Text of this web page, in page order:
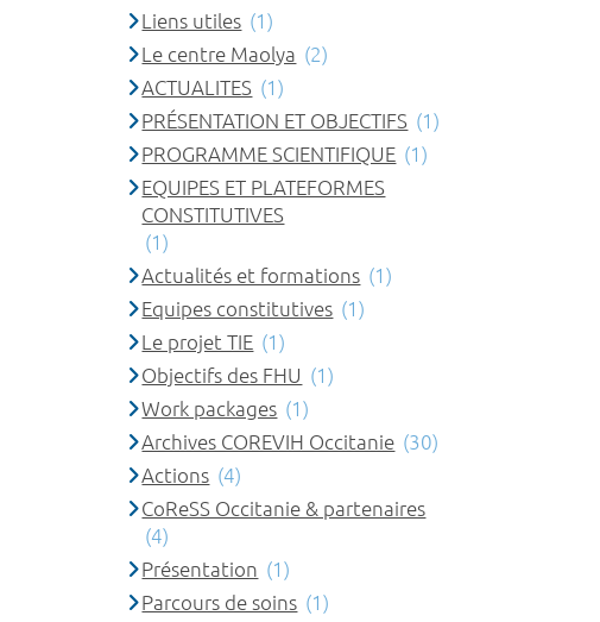
Liens utiles (1)
Le centre Maolya (2)
ACTUALITES (1)
PRÉSENTATION ET OBJECTIFS (1)
PROGRAMME SCIENTIFIQUE (1)
EQUIPES ET PLATEFORMES
CONSTITUTIVES
(1)
Actualités et formations (1)
Equipes constitutives (1)
Le projet TIE (1)
Objectifs des FHU (1)
Work packages (1)
Archives COREVIH Occitanie (30)
Actions (4)
CoReSS Occitanie & partenaires
(4)
Présentation (1)
Parcours de soins (1)